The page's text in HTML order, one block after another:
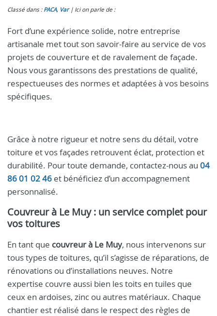
Classé dans : PACA, Var Ici on parle de :
Fort d’une expérience solide, notre entreprise
artisanale met tout son savoir-faire au service de vos
projets de couverture et de ravalement de façade.
Nous vous garantissons des prestations de qualité,
respectueuses des normes et adaptées à vos besoins
spécifiques.
Grâce à notre rigueur et notre sens du détail, votre
toiture et vos façades retrouvent éclat, protection et
durabilité. Pour toute demande, contactez-nous au 04
86 01 02 46 et bénéficiez d’un accompagnement
personnalisé.
Couvreur à Le Muy: un service complet pour
vos toitures
En tant que couvreur à Le Muy, nous intervenons sur
tous types de toitures, qu’il s’agisse de réparations, de
rénovations ou d’installations neuves. Notre
expertise couvre aussi bien les toits en tuiles que
ceux en ardoises, zinc ou autres matériaux. Chaque
chantier est réalisé dans le respect des règles de